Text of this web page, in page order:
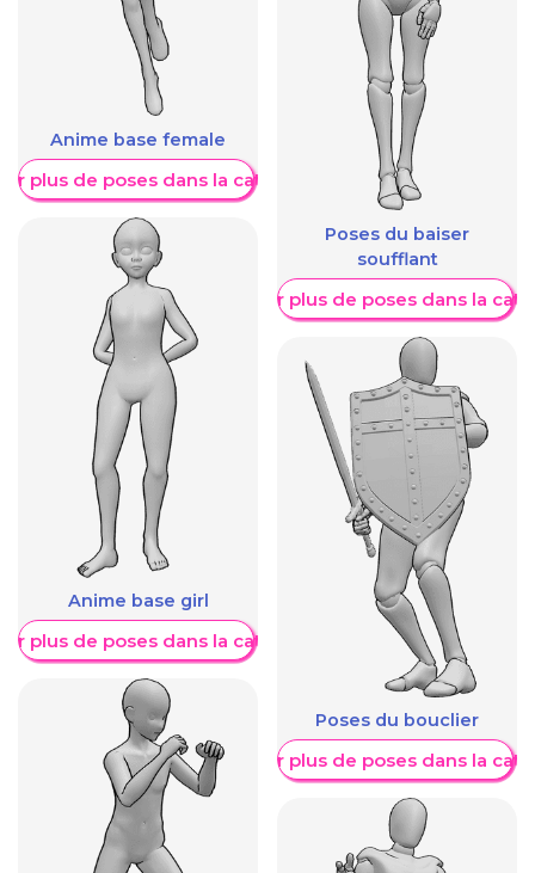
Anime base female
plus de poses dans la catégorie
Anime base girl
plus de poses dans la catégorie
Poses du baiser
soufflant
Afficher plus de poses dans la
Poses du bouclier
Afficher plus de poses dans la